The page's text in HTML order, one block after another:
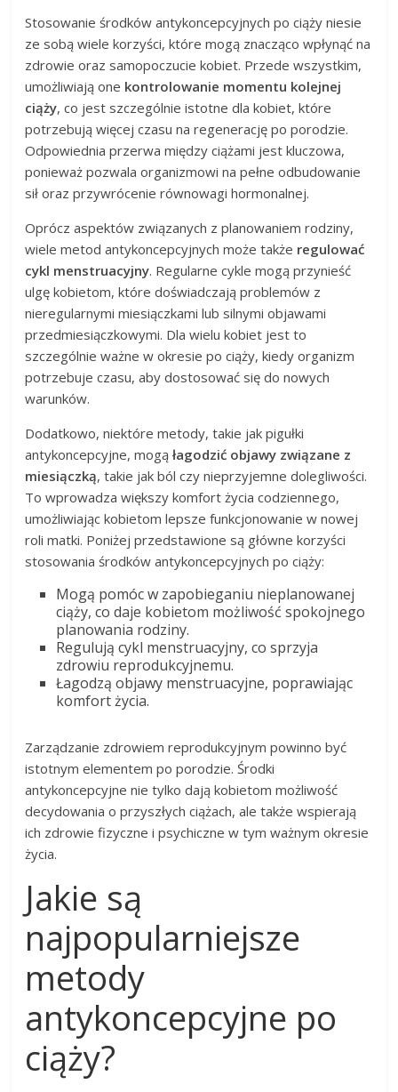
Stosowanie środków antykoncepcyjnych po ciąży niesie
ze sobą wiele korzyści, które mogą znacząco wpłynąć na
zdrowie oraz samopoczucie kobiet. Przede wszystkim,
umożliwiają one kontrolowanie momentu kolejnej
ciąży, co jest szczególnie istotne dla kobiet, które
potrzebują więcej czasu na regenerację po porodzie.
Odpowiednia przerwa między ciążami jest kluczowa,
ponieważ pozwala organizmowi na pełne odbudowanie
sił oraz przywrócenie równowagi hormonalnej.
Oprócz aspektów związanych z planowaniem rodziny,
wiele metod antykoncepcyjnych może także regulować
cykl menstruacyjny. Regularne cykle mogą przynieść
ulgę kobietom, które doświadczają problemów z
nieregularnymi miesiączkami lub silnymi objawami
przedmiesiączkowymi. Dla wielu kobiet jest to
szczególnie ważne w okresie po ciąży, kiedy organizm
potrzebuje czasu, aby dostosować się do nowych
warunków.
Dodatkowo, niektóre metody, takie jak pigułki
antykoncepcyjne, mogąłagodzić objawy związane z
miesiączką, takie jak ból czy nieprzyjemne dolegliwości.
To wprowadza większy komfort życia codziennego,
umożliwiając kobietom lepsze funkcjonowanie w nowej
roli matki. Poniżej przedstawione są główne korzyści
stosowania środków antykoncepcyjnych po ciąży:
Mogą pomóc w zapobieganiu nieplanowanej
ciąży, co daje kobietom możliwość spokojnego
planowania rodziny.
Regulują cykl menstruacyjny, co sprzyja
zdrowiu reprodukcyjnemu.
Łagodzą objawy menstruacyjne, poprawiając
komfort życia.
Zarządzanie zdrowiem reprodukcyjnym powinno być
istotnym elementem po porodzie. Środki
antykoncepcyjne nie tylko dają kobietom możliwość
decydowania o przyszłych ciążach, ale także wspierają
ich zdrowie fizyczne i psychiczne w tym ważnym okresie
życia.
Jakie są
najpopularniejsze
metody
antykoncepcyjne po
ciąży?